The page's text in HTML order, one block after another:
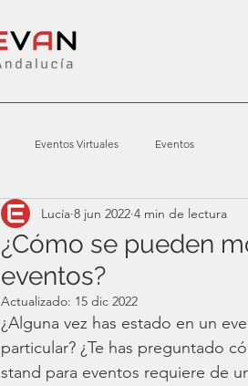
Eventos Virtuales Eventos
¿Cómo se pueden
eventos?
Lucía 8 jun 2022 4 min de lectura
Actualizado: 15 dic 2022
¿Alguna vez has estado en un
particular? ¿Te has preguntado
stand para eventos requiere de